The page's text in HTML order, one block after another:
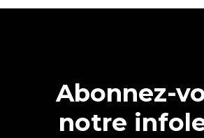
Abonnez-
notre